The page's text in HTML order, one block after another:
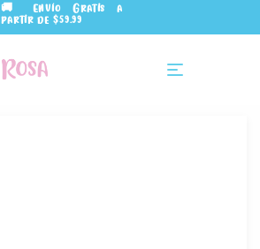
🚚 Envío Gratis a
partir de $59.99